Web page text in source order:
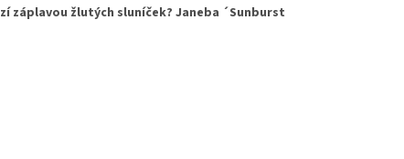
žlutých sluníček? Janeba ´Sunburst